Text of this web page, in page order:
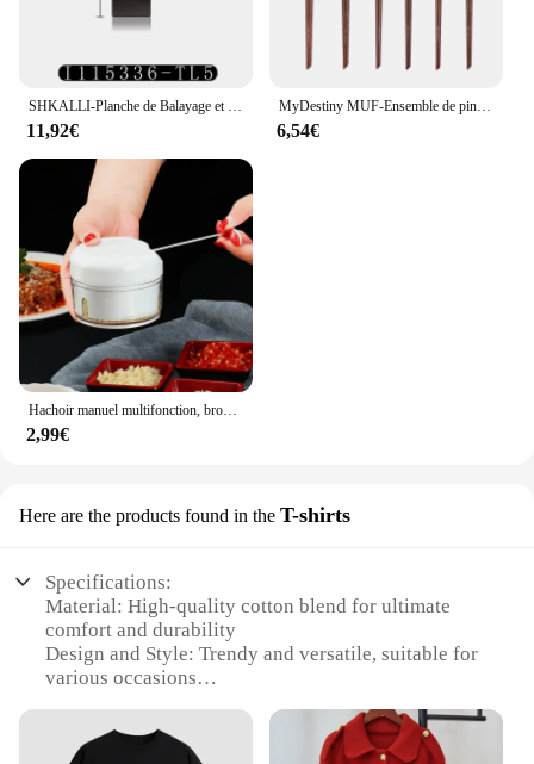
11,92€
MyDestiny MUF-Ensemble de pinceaux de maquillage et kit, fond de teint, fard à barrage, poudre de surbrillance, pinceaux pour les yeux, artiste professionnel
6,54€
2,99€
Here are the products found in the T-shirts
Specifications:
Material: High-quality cotton blend for ultimate
comfort and durability
Design and Style: Trendy and versatile, suitable for
various occasions
as a uniform for businesses
Shape or Size or Weight or Quantity: Available in a